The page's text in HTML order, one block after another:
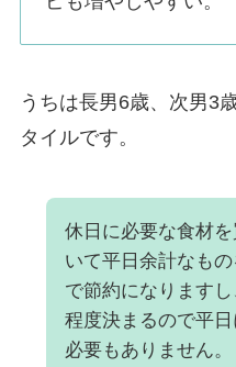
うちは長男6歳、次男3
タイルです。
休日に必要な食材
いて平日余計なも
で節約になります
程度決まるので平
必要もありません。